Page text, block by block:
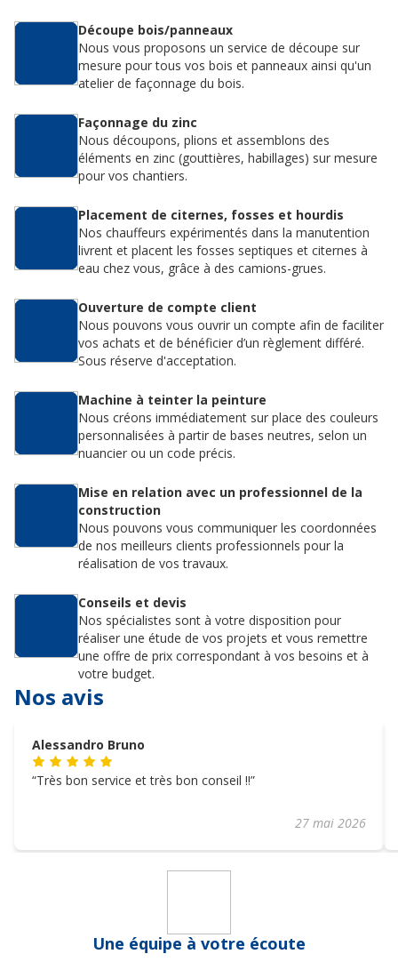
Découpe bois/panneaux
Nous vous proposons un service de découpe sur
mesure pour tous vos bois et panneaux ainsi qu'un
atelier de façonnage du bois.
Façonnage du zinc
Nous découpons, plions et assemblons des
éléments en zinc (gouttières, habillages) sur mesure
pour vos chantiers.
Placement de citernes, fosses et hourdis
Nos chauffeurs expérimentés dans la manutention
livrent et placent les fosses septiques et citernes à
eau chez vous, grâce à des camions-grues.
Ouverture de compte client
Nous pouvons vous ouvrir un compte afin de faciliter
vos achats et de bénéficier d’un règlement différé.
Sous réserve d'acceptation.
Machine à teinter la peinture
Nous créons immédiatement sur place des couleurs
personnalisées à partir de bases neutres, selon un
nuancier ou un code précis.
Mise en relation avec un professionnel de la
construction
Nous pouvons vous communiquer les coordonnées
de nos meilleurs clients professionnels pour la
réalisation de vos travaux.
Conseils et devis
Nos spécialistes sont à votre disposition pour
réaliser une étude de vos projets et vous remettre
une offre de prix correspondant à vos besoins et à
votre budget.
Nos avis
Alessandro Bruno
27 mai 2026
Très bon service et très bon conseil !!
Une équipe à votre écoute